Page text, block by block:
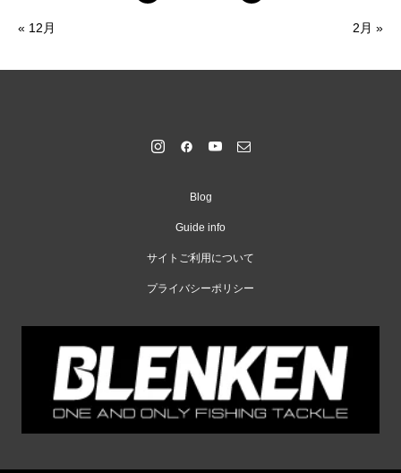
« 12月 2月 »
Blog
Guide info
サイトご利用について
プライバシーポリシー